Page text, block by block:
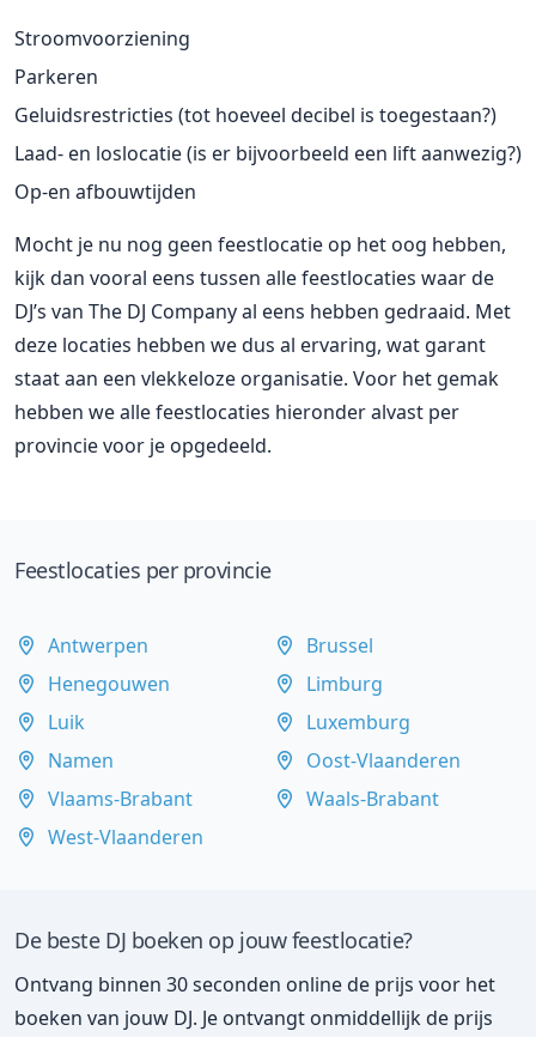
Stroomvoorziening
Parkeren
Geluidsrestricties (tot hoeveel decibel is toegestaan?)
Laad- en loslocatie (is er bijvoorbeeld een lift aanwezig?)
Op-en afbouwtijden
Mocht je nu nog geen feestlocatie op het oog hebben,
kijk dan vooral eens tussen alle feestlocaties waar de
DJ’s van The DJ Company al eens hebben gedraaid. Met
deze locaties hebben we dus al ervaring, wat garant
staat aan een vlekkeloze organisatie. Voor het gemak
hebben we alle feestlocaties hieronder alvast per
provincie voor je opgedeeld.
Feestlocaties per provincie
Antwerpen
Brussel
Henegouwen
Limburg
Luik
Luxemburg
Namen
Oost-Vlaanderen
Vlaams-Brabant
Waals-Brabant
West-Vlaanderen
De beste DJ boeken op jouw feestlocatie?
Ontvang binnen 30 seconden online de prijs voor het
boeken van jouw DJ. Je ontvangt onmiddellijk de prijs